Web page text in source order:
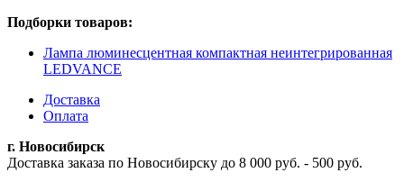
Подборки товаров:
Лампа люминесцентная компактная неинтегрированная
LEDVANCE
Доставка
Оплата
г. Новосибирск
Доставка заказа по Новосибирску до 8 000 руб. - 500 руб.